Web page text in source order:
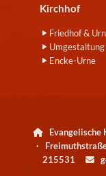
Kirchhof
Friedhof &
Encke-Urne

Evangelische
·
215531
